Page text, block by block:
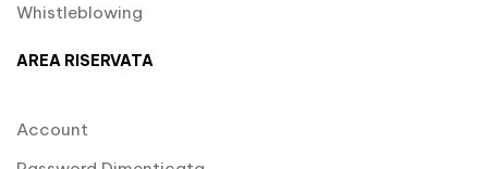
Whistleblowing
AREA RISERVATA
Account